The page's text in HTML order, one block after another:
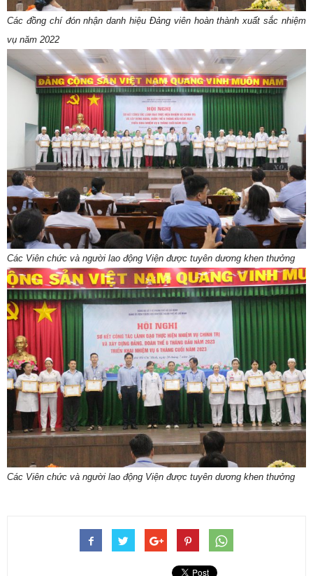
Các đồng chí đón nhận danh hiệu Đảng viên hoàn thành xuất sắc nhiệm
vụ năm 2022
Các Viên chức và người lao động Viện được tuyên dương khen thưởng
Các Viên chức và người lao động Viện được tuyên dương khen thưởng